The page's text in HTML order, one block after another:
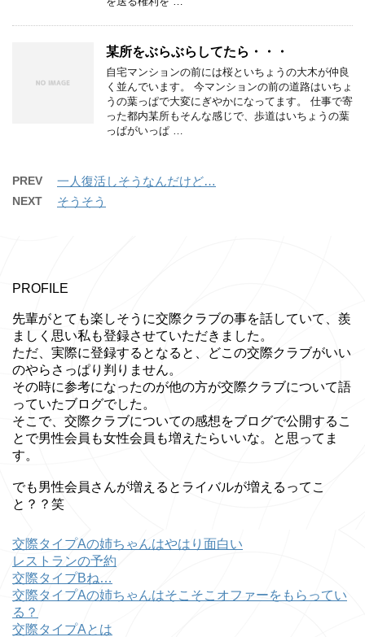
某所をぶらぶらしてたら・・・
自宅マンションの前には桜といちょうの大木が仲良
く並んでいます。 今マンションの前の道路はいちょ
うの葉っぱで大変にぎやかになってます。 仕事で寄
った都内某所もそんな感じで、歩道はいちょうの葉
っぱがいっぱ …
PREV 一人復活しそうなんだけど…
NEXT そうそう
PROFILE
先輩がとても楽しそうに交際クラブの事を話していて、羨
ましく思い私も登録させていただきました。
ただ、実際に登録するとなると、どこの交際クラブがいい
のやらさっぱり判りません。
その時に参考になったのが他の方が交際クラブについて語
っていたブログでした。
そこで、交際クラブについての感想をブログで公開するこ
とで男性会員も女性会員も増えたらいいな。と思ってま
す。
でも男性会員さんが増えるとライバルが増えるってこ
と？？笑
交際タイプAの姉ちゃんはやはり面白い
レストランの予約
交際タイプBね…
交際タイプAの姉ちゃんはそこそこオファーをもらってい
る？
交際タイプAとは